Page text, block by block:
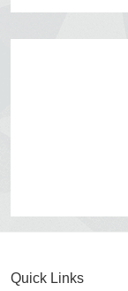
Quick Links